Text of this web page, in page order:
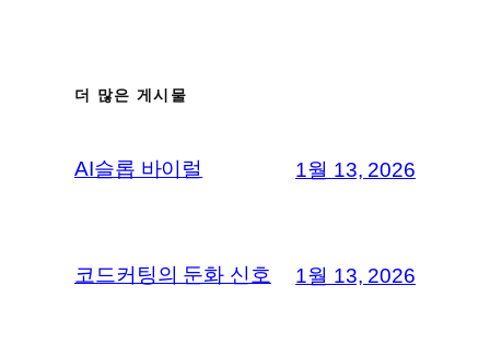
더 많은 게시물
AI슬롭 바이럴 1월 13, 2026
코드커팅의 둔화 신호 1월 13, 2026